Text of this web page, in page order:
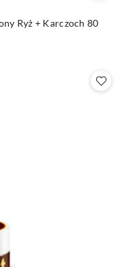
Ryż + Karczoch 80